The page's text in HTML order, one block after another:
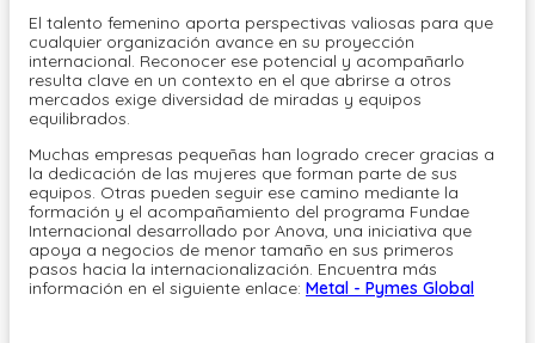
El talento femenino aporta perspectivas valiosas para que
cualquier organización avance en su proyección
internacional. Reconocer ese potencial y acompañarlo
resulta clave en un contexto en el que abrirse a otros
mercados exige diversidad de miradas y equipos
equilibrados.
Muchas empresas pequeñas han logrado crecer gracias a
la dedicación de las mujeres que forman parte de sus
equipos. Otras pueden seguir ese camino mediante la
formación y el acompañamiento del programa Fundae
Internacional desarrollado por Anova, una iniciativa que
apoya a negocios de menor tamaño en sus primeros
pasos hacia la internacionalización. Encuentra más
información en el siguiente enlace: Metal - Pymes Global